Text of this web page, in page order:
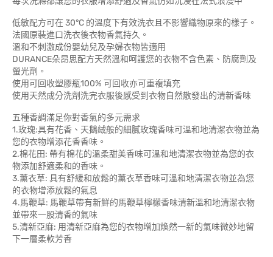
低敏配方可在 30°C 的溫度下有效洗衣且不影響織物原來的樣子。
法國原裝進口洗衣後衣物香氣持久。
溫和不刺激成份嬰幼兒及孕婦衣物皆適用
DURANCE朵昂思配方天然溫和呵護您的衣物不含色素、防腐劑及
螢光劑。
使用可回收塑膠瓶100% 可回收亦可重複填充
使用天然成分洗劑洗完衣服後感受到衣物自然散發出的清新香味
五種香調滿足你對香氣的多元需求
1.玫瑰:具有花香、天鵝絨般的細膩玫瑰香味可溫和地清潔衣物並為
您的衣物增添花香香味。
2.棉花田: 帶有棉花的溫柔甜美香味可溫和地清潔衣物並為您的衣
物添加舒適柔和的香味。
3.薰衣草: 具有舒緩和放鬆的薰衣草香味可溫和地清潔衣物並為您
的衣物增添放鬆的氣息
4.馬鞭草: 馬鞭草帶有新鮮的馬鞭草檸檬香味清新溫和地清潔衣物
並帶來一股清香的氣味
5.清新亞麻: 用清新亞麻為您的衣物增加煥然一新的氣味微妙地留
下一層柔軟芳香